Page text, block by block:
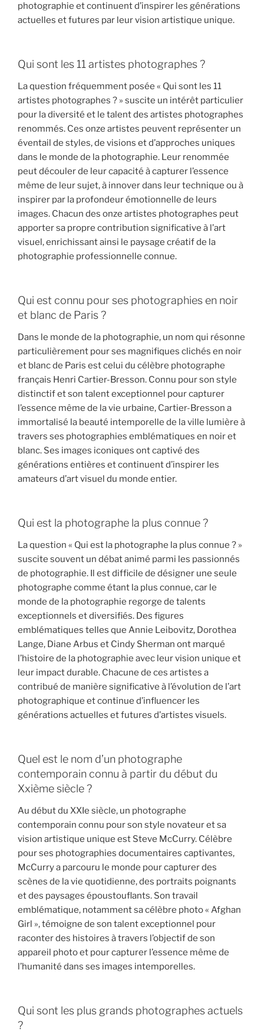
photographie et continuent d’inspirer les générations
actuelles et futures par leur vision artistique unique.
Qui sont les 11 artistes photographes ?
La question fréquemment posée « Qui sont les 11
artistes photographes ? » suscite un intérêt particulier
pour la diversité et le talent des artistes photographes
renommés. Ces onze artistes peuvent représenter un
éventail de styles, de visions et d’approches uniques
dans le monde de la photographie. Leur renommée
peut découler de leur capacité à capturer l’essence
même de leur sujet, à innover dans leur technique ou à
inspirer par la profondeur émotionnelle de leurs
images. Chacun des onze artistes photographes peut
apporter sa propre contribution significative à l’art
visuel, enrichissant ainsi le paysage créatif de la
photographie professionnelle connue.
Qui est connu pour ses photographies en noir
et blanc de Paris ?
Dans le monde de la photographie, un nom qui résonne
particulièrement pour ses magnifiques clichés en noir
et blanc de Paris est celui du célèbre photographe
français Henri Cartier-Bresson. Connu pour son style
distinctif et son talent exceptionnel pour capturer
l’essence même de la vie urbaine, Cartier-Bresson a
immortalisé la beauté intemporelle de la ville lumière à
travers ses photographies emblématiques en noir et
blanc. Ses images iconiques ont captivé des
générations entières et continuent d’inspirer les
amateurs d’art visuel du monde entier.
Qui est la photographe la plus connue ?
La question « Qui est la photographe la plus connue ? »
suscite souvent un débat animé parmi les passionnés
de photographie. Il est difficile de désigner une seule
photographe comme étant la plus connue, car le
monde de la photographie regorge de talents
exceptionnels et diversifiés. Des figures
emblématiques telles que Annie Leibovitz, Dorothea
Lange, Diane Arbus et Cindy Sherman ont marqué
l’histoire de la photographie avec leur vision unique et
leur impact durable. Chacune de ces artistes a
contribué de manière significative à l’évolution de l’art
photographique et continue d’influencer les
générations actuelles et futures d’artistes visuels.
Quel est le nom d’un photographe
contemporain connu à partir du début du
Xxième siècle ?
Au début du XXIe siècle, un photographe
contemporain connu pour son style novateur et sa
vision artistique unique est Steve McCurry. Célèbre
pour ses photographies documentaires captivantes,
McCurry a parcouru le monde pour capturer des
scènes de la vie quotidienne, des portraits poignants
et des paysages époustouflants. Son travail
emblématique, notamment sa célèbre photo « Afghan
Girl », témoigne de son talent exceptionnel pour
raconter des histoires à travers l’objectif de son
appareil photo et pour capturer l’essence même de
l’humanité dans ses images intemporelles.
Qui sont les plus grands photographes actuels
?